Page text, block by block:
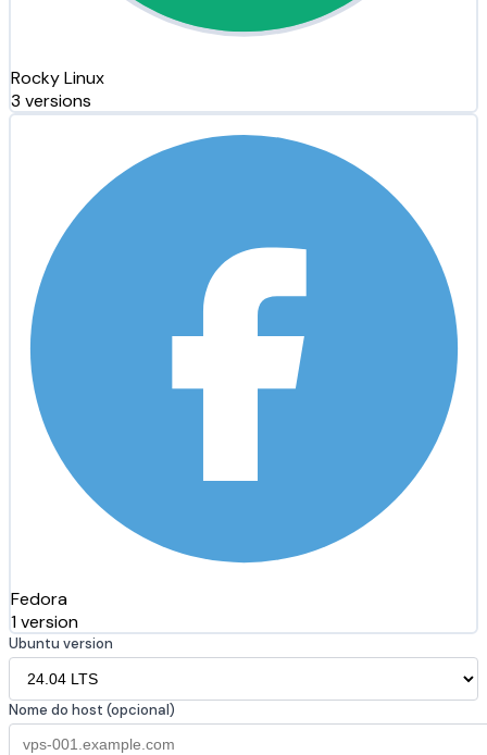
Rocky Linux
3 versions
Fedora
1 version
Ubuntu version
Nome do host (opcional)